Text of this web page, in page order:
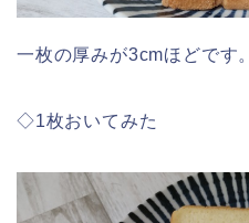
一枚の厚みが3cmほどです。
◇1枚おいてみた